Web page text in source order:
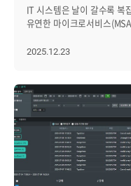
IT 시스템은 날이 갈수록 복
유연한 마이크로서비스
전환되었습니다.이러한 변
브레인즈컴퍼니는 고객들이
구간까지 모니터링 범위를
있도록, 브라우저 모니터링
Monitoring System)'를 개
정밀한 체감 성능 분석이 강
위한 내용을 정리했습니다. 우리만의 아키텍처: 중계 에이전트가 없는
통합 파이프라인 Zenius
표준 오픈소스 프레임워크
2025.12.23